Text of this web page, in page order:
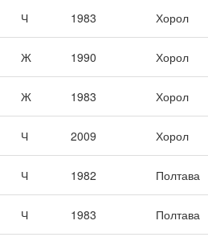
Ч 1983 Хорол
Ж 1990 Хорол
Ж 1983 Хорол
Ч 2009 Хорол
Ч 1982 Полтава
Ч 1983 Полтава